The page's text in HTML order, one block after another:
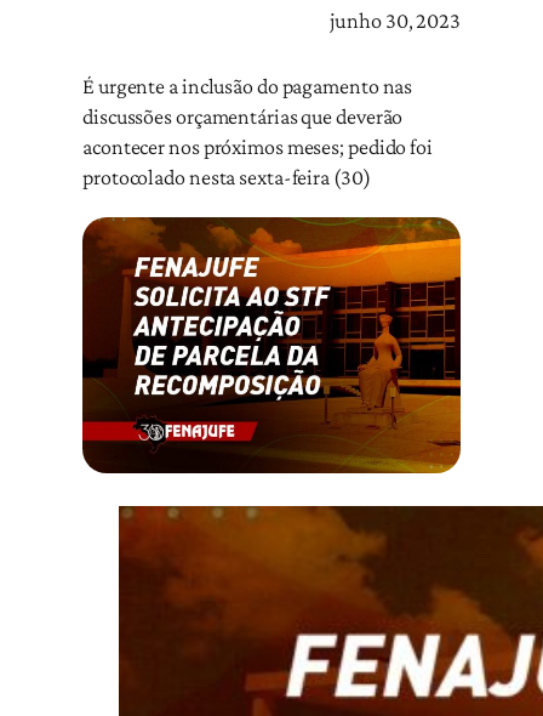
junho 30, 2023
É urgente a inclusão do pagamento nas
discussões orçamentárias que deverão
acontecer nos próximos meses; pedido foi
protocolado nesta sexta-feira (30)